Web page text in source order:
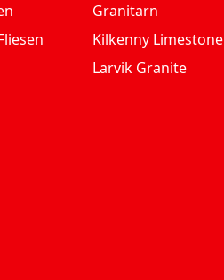
Granitarn
Kilkenny Limestone
Larvik Granite